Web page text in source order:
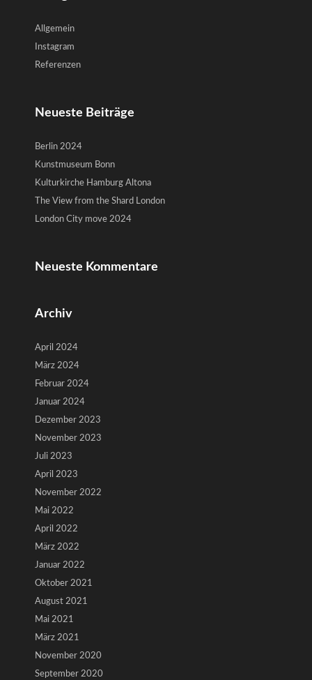
Allgemein
Instagram
Referenzen
Neueste Beiträge
Berlin 2024
Kunstmuseum Bonn
Kulturkirche Hamburg Altona
The View from the Shard London
London City move 2024
Neueste Kommentare
Archiv
April 2024
März 2024
Februar 2024
Januar 2024
Dezember 2023
November 2023
Juli 2023
April 2023
November 2022
Mai 2022
April 2022
März 2022
Januar 2022
Oktober 2021
August 2021
Mai 2021
März 2021
November 2020
September 2020